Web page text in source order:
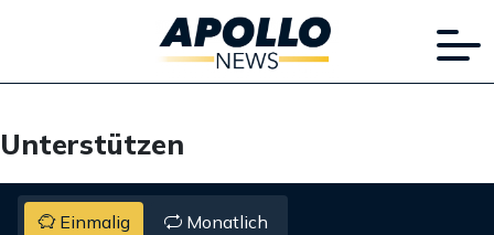
Unterstützen
Einmalig Monatlich